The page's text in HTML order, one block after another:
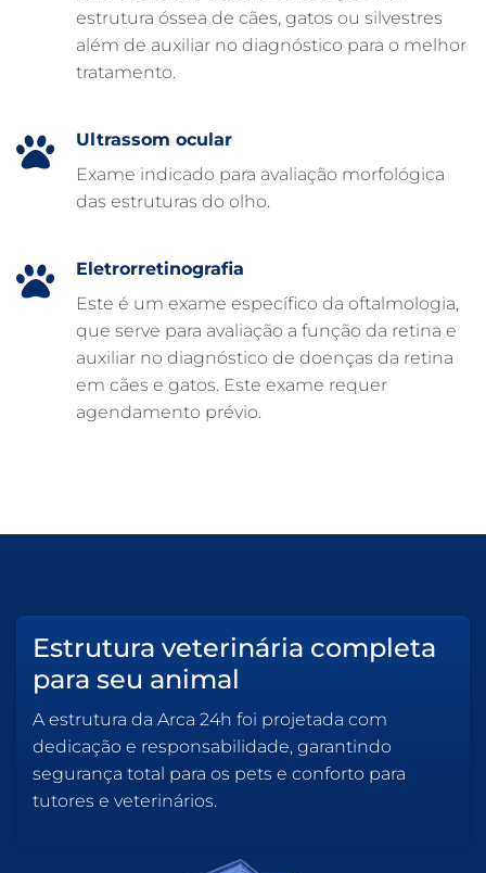
CUIDADOS INTENSIVOS EM ANIMAIS
CLÍNICA VETERINÁRIA ARCA
CLÍNICA VETERINÁRIA 24 HORAS
ATENDIMENTO VETERINÁRIO
estrutura óssea de cães, gatos ou silvestres
além de auxiliar no diagnóstico para o melhor
tratamento.
Ultrassom ocular
Exame indicado para avaliação morfológica
das estruturas do olho.
Eletrorretinografia
Este é um exame específico da oftalmologia,
que serve para avaliação a função da retina e
auxiliar no diagnóstico de doenças da retina
em cães e gatos. Este exame requer
agendamento prévio.
Estrutura veterinária completa
para seu animal
A estrutura da Arca 24h foi projetada com
dedicação e responsabilidade, garantindo
segurança total para os pets e conforto para
tutores e veterinários.